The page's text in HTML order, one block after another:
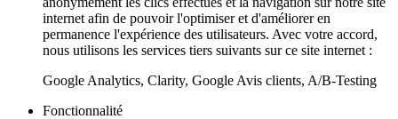
internet afin de pouvoir l'optimiser et d'améliorer en
permanence l'expérience des utilisateurs. Avec votre accord,
nous utilisons les services tiers suivants sur ce site internet :
Google Analytics, Clarity, Google Avis clients, A/B-Testing
Fonctionnalité